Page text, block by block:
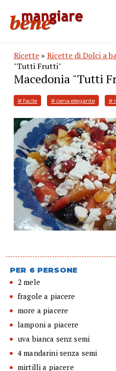
Ricette » Ricette di Dolci a
"Tutti Frutti"
Macedonia "Tutti
# facile # cena elegante #
PER 6 PERSONE
2 mele
fragole a piacere
more a piacere
lamponi a piacere
uva bianca senz semi
4 mandarini senza semi
mirtilli a piacere